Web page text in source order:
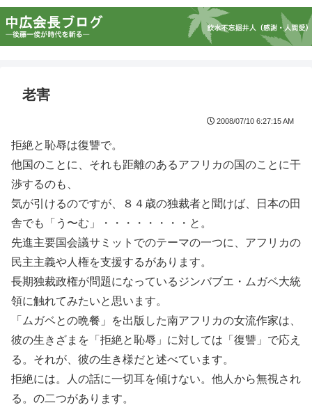
老害
2008/07/10 6:27:15 AM
拒絶と恥辱は復讐で。
他国のことに、それも距離のあるアフリカの国のことに干
渉するのも、
気が引けるのですが、８４歳の独裁者と聞けば、日本の田
舎でも「う〜む」・・・・・・・・と。
先進主要国会議サミットでのテーマの一つに、アフリカの
民主主義や人権を支援するがあります。
長期独裁政権が問題になっているジンバブエ・ムガベ大統
領に触れてみたいと思います。
「ムガベとの晩餐」を出版した南アフリカの女流作家は、
彼の生きざまを「拒絶と恥辱」に対しては「復讐」で応え
る。それが、彼の生き様だと述べています。
拒絶には。人の話に一切耳を傾けない。他人から無視され
る。の二つがあります。